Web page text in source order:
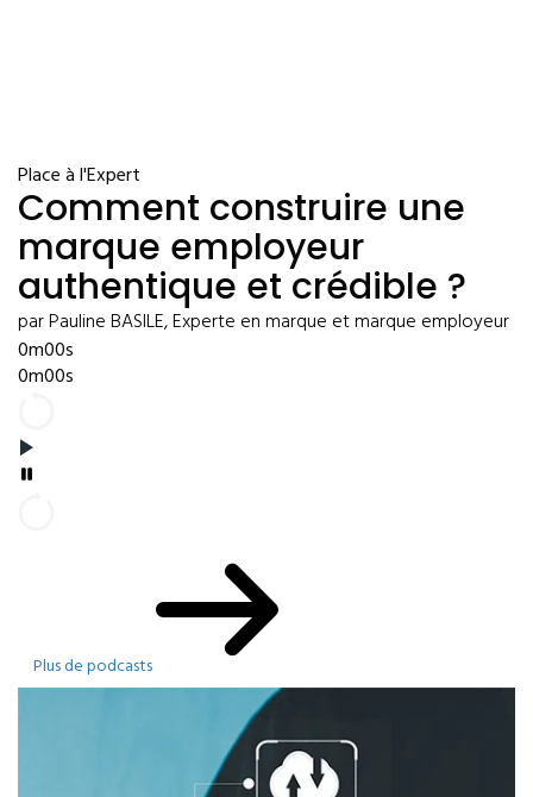
Place à l'Expert
Comment construire une
marque employeur
authentique et crédible ?
par Pauline BASILE, Experte en marque et marque employeur
0m00s
0m00s
Plus de podcasts